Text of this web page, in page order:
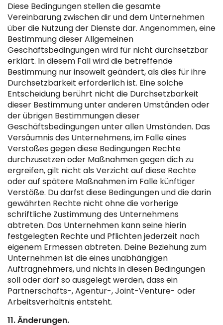
Diese Bedingungen stellen die gesamte
Vereinbarung zwischen dir und dem Unternehmen
über die Nutzung der Dienste dar. Angenommen, eine
Bestimmung dieser Allgemeinen
Geschäftsbedingungen wird für nicht durchsetzbar
erklärt. In diesem Fall wird die betreffende
Bestimmung nur insoweit geändert, als dies für ihre
Durchsetzbarkeit erforderlich ist. Eine solche
Entscheidung berührt nicht die Durchsetzbarkeit
dieser Bestimmung unter anderen Umständen oder
der übrigen Bestimmungen dieser
Geschäftsbedingungen unter allen Umständen. Das
Versäumnis des Unternehmens, im Falle eines
Verstoßes gegen diese Bedingungen Rechte
durchzusetzen oder Maßnahmen gegen dich zu
ergreifen, gilt nicht als Verzicht auf diese Rechte
oder auf spätere Maßnahmen im Falle künftiger
Verstöße. Du darfst diese Bedingungen und die darin
gewährten Rechte nicht ohne die vorherige
schriftliche Zustimmung des Unternehmens
abtreten. Das Unternehmen kann seine hierin
festgelegten Rechte und Pflichten jederzeit nach
eigenem Ermessen abtreten. Deine Beziehung zum
Unternehmen ist die eines unabhängigen
Auftragnehmers, und nichts in diesen Bedingungen
soll oder darf so ausgelegt werden, dass ein
Partnerschafts-, Agentur-, Joint-Venture- oder
Arbeitsverhältnis entsteht.
11. Änderungen.